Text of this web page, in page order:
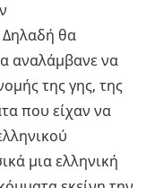
Δηλαδή θα
αναλάμβανε να
της γης, της
που είχαν να
μια ελληνική